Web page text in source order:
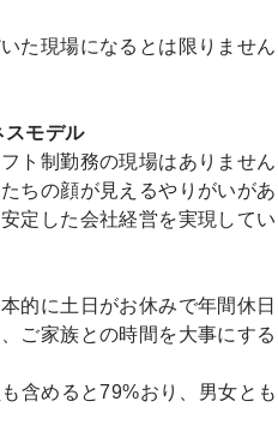
た現場になるとは限りません
スモデル
ト制勤務の現場はありません
ちの顔が見えるやりがいが
定した会社経営を実現してい
的に土日がお休みで年間休日
ご家族との時間を大事にす
含めると79%おり、男女と